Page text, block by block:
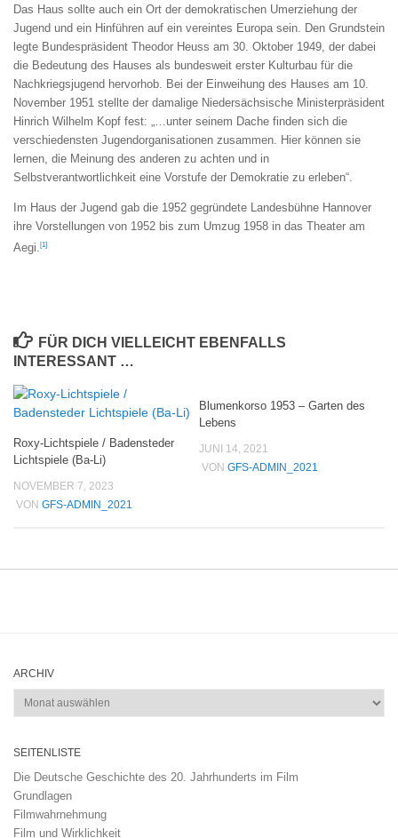
Das Haus sollte auch ein Ort der demokratischen Umerziehung der
Jugend und ein Hinführen auf ein vereintes Europa sein. Den Grundstein
legte Bundespräsident Theodor Heuss am 30. Oktober 1949, der dabei
die Bedeutung des Hauses als bundesweit erster Kulturbau für die
Nachkriegsjugend hervorhob. Bei der Einweihung des Hauses am 10.
November 1951 stellte der damalige Niedersächsische Ministerpräsident
Hinrich Wilhelm Kopf fest: „…unter seinem Dache finden sich die
verschiedensten Jugendorganisationen zusammen. Hier können sie
lernen, die Meinung des anderen zu achten und in
Selbstverantwortlichkeit eine Vorstufe der Demokratie zu erleben“.
Im Haus der Jugend gab die 1952 gegründete Landesbühne Hannover
ihre Vorstellungen von 1952 bis zum Umzug 1958 in das Theater am
Aegi. [1]
FÜR DICH VIELLEICHT EBENFALLS
INTERESSANT …
Roxy-Lichtspiele / Badensteder
Lichtspiele (Ba-Li)
NOVEMBER 7, 2023
VON GFS-ADMIN_2021
Blumenkorso 1953 – Garten des
Lebens
JUNI 14, 2021
VON GFS-ADMIN_2021
ARCHIV
Archiv
SEITENLISTE
Die Deutsche Geschichte des 20. Jahrhunderts im Film
Grundlagen
Filmwahrnehmung
Film und Wirklichkeit